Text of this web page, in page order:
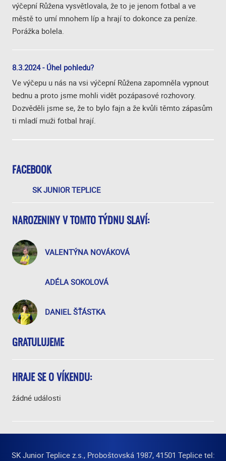
FACEBOOK
SK JUNIOR TEPLICE
NAROZENINY V TOMTO TÝDNU SLAVÍ:
VALENTÝNA NOVÁKOVÁ
ADÉLA SOKOLOVÁ
DANIEL ŠŤÁSTKA
GRATULUJEME
HRAJE SE O VÍKENDU:
žádné události
výčepní Růžena vysvětlovala, že to je jenom fotbal a ve
městě to umí mnohem líp a hrají to dokonce za peníze.
Porážka bolela.
8.3.2024 - Úhel pohledu?
Ve výčepu u nás na vsi výčepní Růžena zapomněla vypnout
bednu a proto jsme mohli vidět pozápasové rozhovory.
Dozvěděli jsme se, že to bylo fajn a že kvůli těmto zápasům
ti mladí muži fotbal hrají.
SK Junior Teplice z.s., Proboštovská 1987, 41501 Teplice tel: